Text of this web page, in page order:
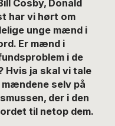
Cosby, Donald
har vi hørt om
unge mænd i
Er mænd i
i de
Hvis ja skal vi tale
selv på
der i den
til netop dem.